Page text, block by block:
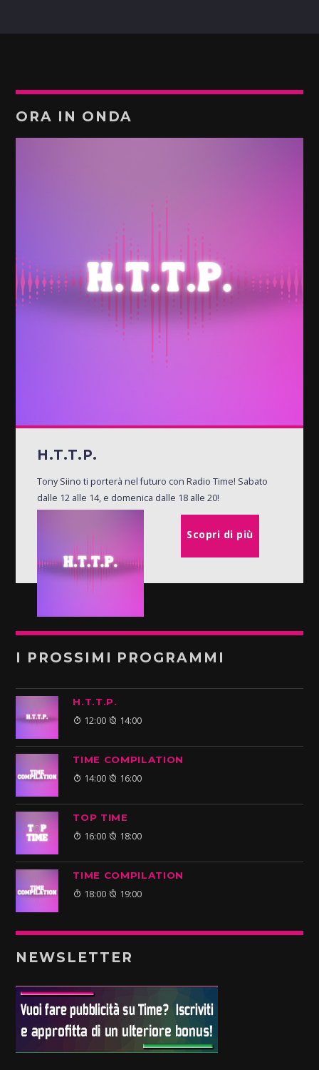
ORA IN ONDA
H.T.T.P.
Tony Siino ti porterà nel futuro con Radio Time! Sabato
dalle 12 alle 14, e domenica dalle 18 alle 20!
Scopri di più
I PROSSIMI PROGRAMMI
H.T.T.P.
12:00 14:00
TIME COMPILATION
14:00 16:00
TOP TIME
16:00 18:00
TIME COMPILATION
18:00 19:00
NEWSLETTER